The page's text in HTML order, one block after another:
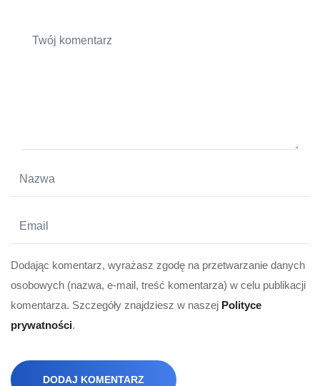
Dodając komentarz, wyrażasz zgodę na przetwarzanie danych
osobowych (nazwa, e-mail, treść komentarza) w celu publikacji
komentarza. Szczegóły znajdziesz w naszej Polityce
prywatności.
DODAJ KOMENTARZ